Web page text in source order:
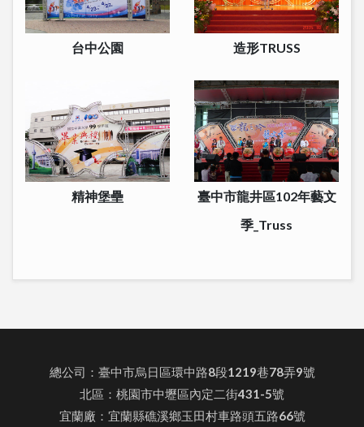
台中公園 造形TRUSS
精神堡壘
臺中市龍井區102年藝文
季_Truss
總公司：臺中市烏日區環中路8段1219巷78弄9號
北區：桃園市中壢區內定二街431-5號
宜蘭廠：宜蘭縣礁溪鄉玉田村車路頭五路66號